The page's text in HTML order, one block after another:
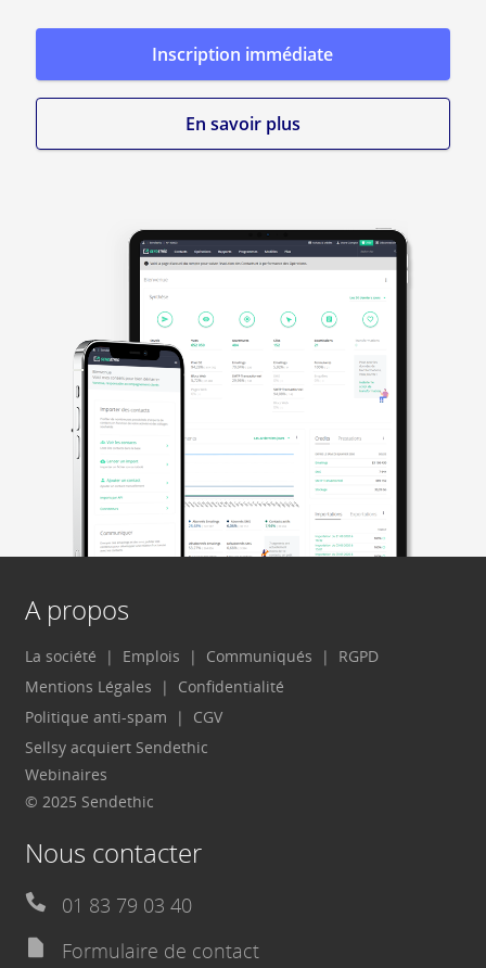
Inscription immédiate
En savoir plus
A propos
La société Emplois Communiqués
RGPD
Mentions Légales
Confidentialité
Politique anti-spam
CGV
Sellsy acquiert Sendethic
Webinaires
© 2025 Sendethic
Nous contacter
01 83 79 03 40
Formulaire de contact